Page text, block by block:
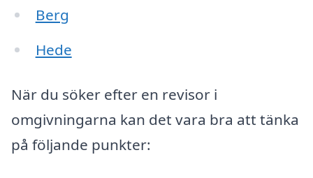
Berg
Hede
När du söker efter en revisor i
omgivningarna kan det vara bra att tänka
på följande punkter: